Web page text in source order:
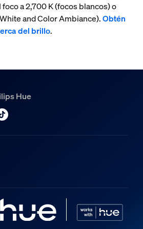
a 2,700 K (focos blancos) o
and Color Ambiance).Obtén
del brillo.
Hue